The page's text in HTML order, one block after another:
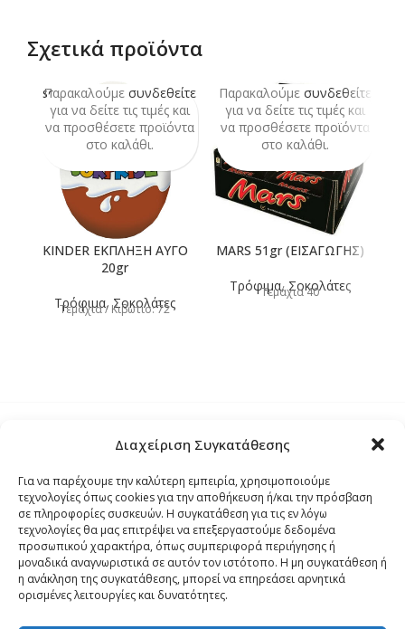
Διαχείριση Συγκατάθεσης
Για να παρέχουμε την καλύτερη εμπειρία, χρησιμοποιούμε
τεχνολογίες όπως cookies για την αποθήκευση ή/και την πρόσβαση
σε πληροφορίες συσκευών. Η συγκατάθεση για τις εν λόγω
τεχνολογίες θα μας επιτρέψει να επεξεργαστούμε δεδομένα
προσωπικού χαρακτήρα, όπως συμπεριφορά περιήγησης ή
μοναδικά αναγνωριστικά σε αυτόν τον ιστότοπο. Η μη συγκατάθεση ή
η ανάκληση της συγκατάθεσης, μπορεί να επηρεάσει αρνητικά
ορισμένες λειτουργίες και δυνατότητες.
Σχετικά προϊόντα
SOLD
OUT
KINDER ΕΚΠΛΗΞΗ ΑΥΓΟ
20gr
Τρόφιμα,Σοκολάτες
Τεμάχια / Κιβώτιο: 72
Παρακαλούμε συνδεθείτε
για να δείτε τις τιμές και
να προσθέσετε προϊόντα
στο καλάθι.
MARS 51gr (ΕΙΣΑΓΩΓΗΣ)
Τρόφιμα,Σοκολάτες
Τεμάχια 40
Παρακαλούμε συνδεθείτε
για να δείτε τις τιμές και
να προσθέσετε προϊόντα
στο καλάθι.
Τρόποι Αποστολής
Τρόποι Αγοράς – Πληρωμής – Επιστρόφης
Όροι και Προϋποθέσεις
Δήλωση Απορρήτου